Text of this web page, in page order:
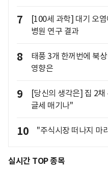
7
[100세 과학] 대기 오
병원 연구 결과
8
태풍 3개 한꺼번에 북
영향은
9
[당신의 생각은] 집 2
글세 매기나"
10 "주식시장 떠나지 마
실시간 TOP 종목